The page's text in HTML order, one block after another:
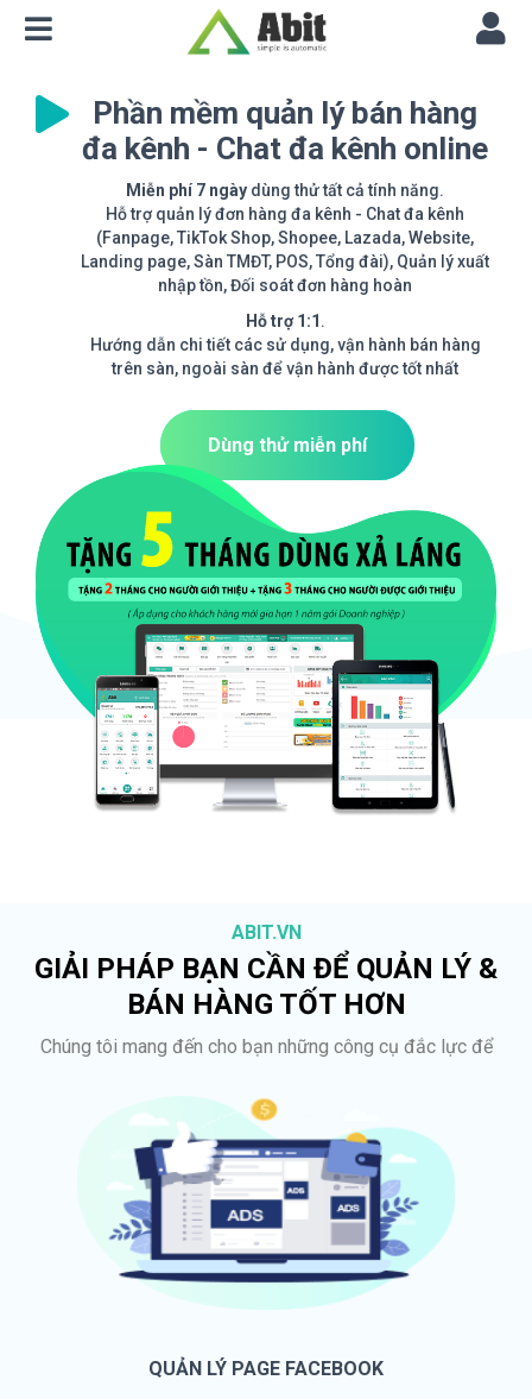
Phần mềm quản lý bán hàng
đa kênh - Chat đa kênh online
Miễn phí 7 ngày dùng thử tất cả tính năng.
Hỗ trợ quản lý đơn hàng đa kênh - Chat đa kênh
(Fanpage, TikTok Shop, Shopee, Lazada, Website,
Landing page, Sàn TMĐT, POS, Tổng đài), Quản lý xuất
nhập tồn, Đối soát đơn hàng hoàn
Hỗ trợ 1:1 .
Hướng dẫn chi tiết các sử dụng, vận hành bán hàng
trên sàn, ngoài sàn để vận hành được tốt nhất
Dùng thử miễn phí
ABIT.VN
GIẢI PHÁP BẠN CẦN ĐỂ QUẢN LÝ &
BÁN HÀNG TỐT HƠN
Chúng tôi mang đến cho bạn những công cụ đắc lực để
QUẢN LÝ PAGE FACEBOOK